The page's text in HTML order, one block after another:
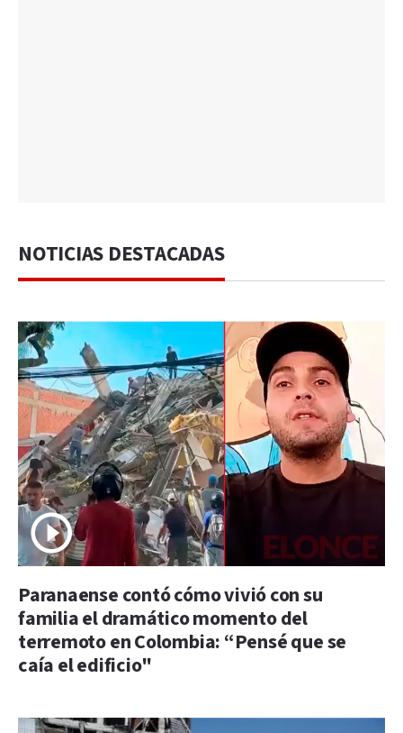
NOTICIAS DESTACADAS
Paranaense contó cómo vivió con su
familia el dramático momento del
terremoto en Colombia: “Pensé que se
caía el edificio"